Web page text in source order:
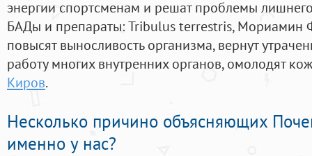
энергии спортсменам и решат проблемы
БАДы и препараты:Tribulus terrestris, Мориамин
повысят выносливость организма, вернут
работу многих внутренних органов, омолодят
Киров.
Несколько причино объясняющих
именно у нас?